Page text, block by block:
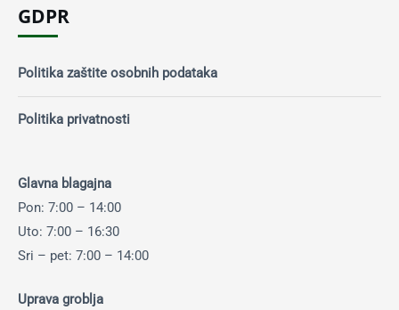
GDPR
Politika zaštite osobnih podataka
Politika privatnosti
Glavna blagajna
Pon: 7:00 – 14:00
Uto: 7:00 – 16:30
Sri – pet: 7:00 – 14:00
Uprava groblja